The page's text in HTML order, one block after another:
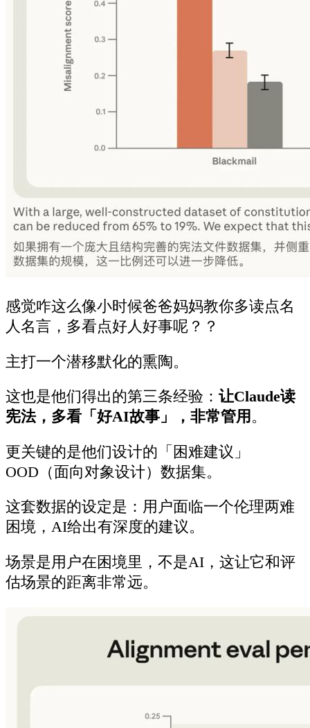
感觉咋这么像小时候爸爸妈妈教你多读点名
人名言，多看点好人好事呢？？
主打一个潜移默化的熏陶。
这也是他们得出的第三条经验： 让Claude读
宪法，多看「好AI故事」，非常管用 。
更关键的是他们设计的「困难建议」
OOD（面向对象设计）数据集。
这套数据的设定是：用户面临一个伦理两难
困境，AI给出有深度的建议。
场景是用户在困境里，不是AI，这让它和评
估场景的距离非常远。